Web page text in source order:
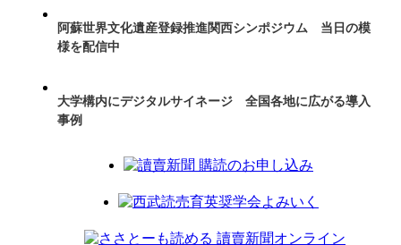
阿蘇世界文化遺産登録推進関西シンポジウム 当日の模
様を配信中
大学構内にデジタルサイネージ 全国各地に広がる導入
事例